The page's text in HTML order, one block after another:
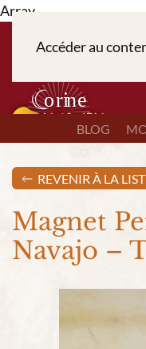
Array
Accéder au
BLOG
REVENIR À LA
Magnet
Navajo –